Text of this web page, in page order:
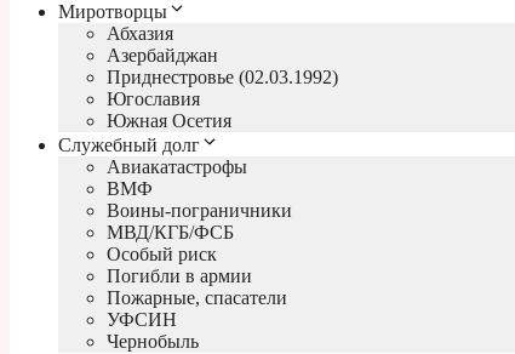
Миротворцы
Абхазия
Азербайджан
Приднестровье (02.03.1992)
Югославия
Южная Осетия
Служебный долг
Авиакатастрофы
ВМФ
Воины-пограничники
МВД/КГБ/ФСБ
Особый риск
Погибли в армии
Пожарные, спасатели
УФСИН
Чернобыль